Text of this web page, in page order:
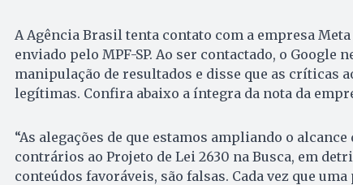
A Agência Brasil tenta contato com a empresa
enviado pelo MPF-SP. Ao ser contactado, o Google
manipulação de resultados e disse que as críticas
legítimas. Confira abaixo a íntegra da nota da
“As alegações de que estamos ampliando o
contrários ao Projeto de Lei 2630 na Busca, em
conteúdos favoráveis, são falsas. Cada vez que uma